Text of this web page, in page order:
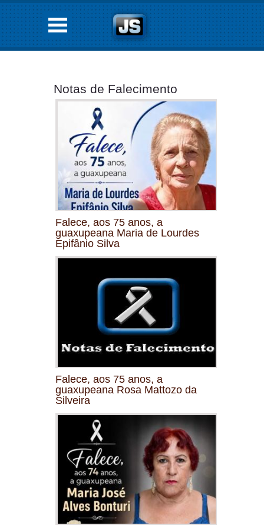
Notas de Falecimento
Falece, aos 75 anos, a
guaxupeana Maria de Lourdes
Epifânio Silva
Falece, aos 75 anos, a
guaxupeana Rosa Mattozo da
Silveira